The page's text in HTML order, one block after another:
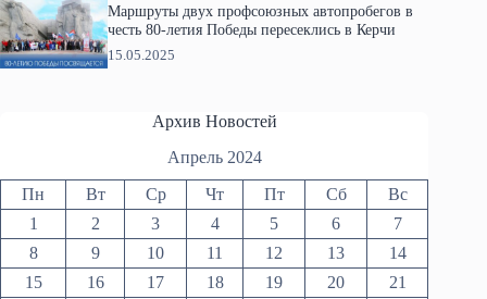
Маршруты двух профсоюзных автопробегов в
честь 80-летия Победы пересеклись в Керчи
15.05.2025
Архив Новостей
Апрель 2024
Пн Вт Ср Чт Пт Сб
Вс
1
2 3 4 5 6
7
8
9 10 11 12 13
14
15
16 17 18 19 20
21